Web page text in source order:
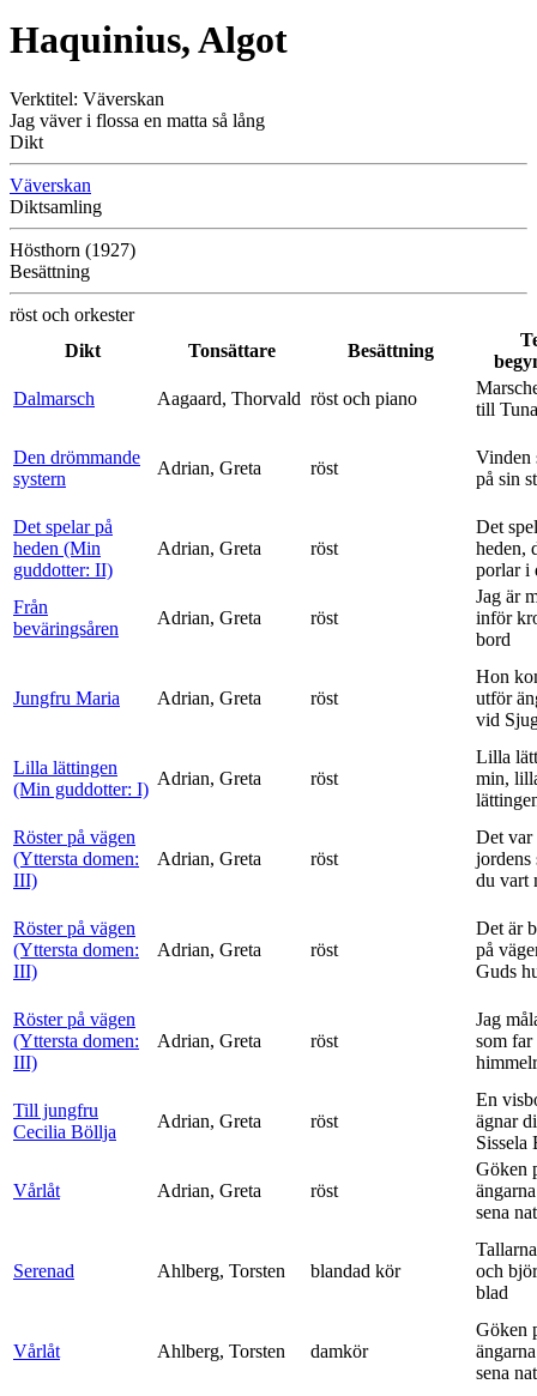
Haquinius, Algot
Verktitel: Väverskan
Jag väver i flossa en matta så lång
Dikt
Väverskan
Diktsamling
Hösthorn (1927)
Besättning
röst och orkester
Dikt
Tonsättare Besättning
Dalmarsch
Aagaard, Thorvald röst och piano
till Tuna
Den drömmande
systern
Adrian, Greta röst
Vinden
på sin
Det spelar på
heden (Min
guddotter: II)
Adrian, Greta röst
Det
heden,
porlar i
Från
beväringsåren
Adrian, Greta röst
Jag är
inför
bord
Jungfru Maria Adrian, Greta röst
Hon
utför
vid
Lilla lättingen
(Min guddotter: I)
Adrian, Greta röst
Lilla
min,
Röster på vägen
(Yttersta domen:
III)
Adrian, Greta röst
Det var
jordens
du vart
Röster på vägen
(Yttersta domen:
III)
Adrian, Greta röst
Det är
på
Guds
Röster på vägen
(Yttersta domen:
III)
Adrian, Greta röst
Jag
som
Till jungfru
Cecilia Böllja
Adrian, Greta röst
En
ägnar
Sissela
Vårlåt Adrian, Greta röst
Göken
sena
Serenad Ahlberg, Torsten blandad kör
och
blad
Vårlåt Ahlberg, Torsten damkör
Göken
sena